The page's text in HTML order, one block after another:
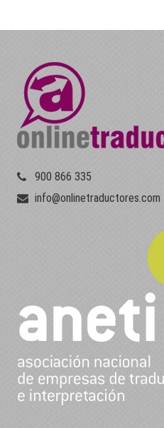
900 866 335
info@onlinetraductores.com